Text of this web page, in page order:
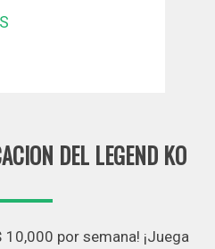
DEL LEGEND KO
10,000 por semana! ¡Juega